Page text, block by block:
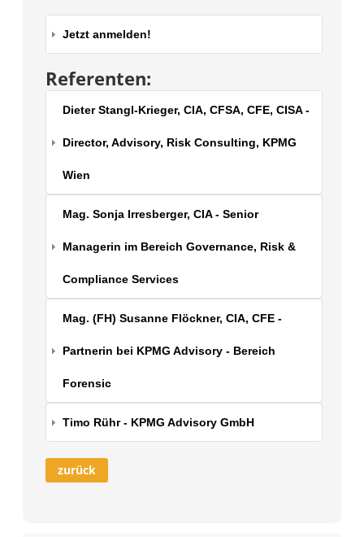
Jetzt anmelden!
Referenten:
Dieter Stangl-Krieger, CIA, CFSA, CFE, CISA -
Director, Advisory, Risk Consulting, KPMG
Wien
Mag. Sonja Irresberger, CIA - Senior
Managerin im Bereich Governance, Risk &
Compliance Services
Mag. (FH) Susanne Flöckner, CIA, CFE -
Partnerin bei KPMG Advisory - Bereich
Forensic
Timo Rühr - KPMG Advisory GmbH
zurück